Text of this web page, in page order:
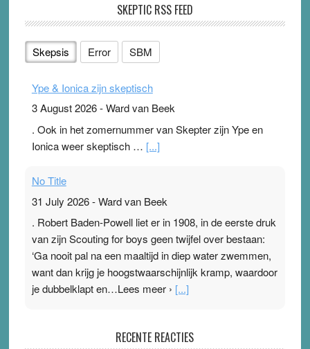
SKEPTIC RSS FEED
Skepsis Error SBM
Ype & Ionica zijn skeptisch
3 August 2026-Ward van Beek
. Ook in het zomernummer van Skepter zijn Ype en
Ionica weer skeptisch … [...]
No Title
31 July 2026-Ward van Beek
. Robert Baden-Powell liet er in 1908, in de eerste druk
van zijn Scouting for boys geen twijfel over bestaan:
‘Ga nooit pal na een maaltijd in diep water zwemmen,
want dan krijg je hoogstwaarschijnlijk kramp, waardoor
je dubbelklapt en…Lees meer › [...]
Ward van Beek
RECENTE REACTIES